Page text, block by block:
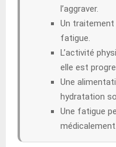
l’aggraver.
Un traitement
fatigue.
L’activité
elle est
Une
hydratation
Une fatigue
médicalement.